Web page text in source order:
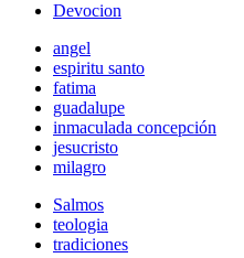
Devocion
angel
espiritu santo
fatima
guadalupe
inmaculada concepción
jesucristo
milagro
Salmos
teologia
tradiciones